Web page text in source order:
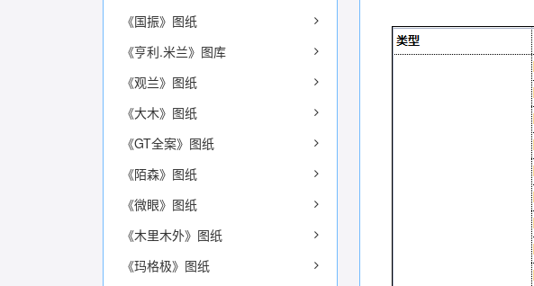
《国振》图纸
《亨利.米兰》图库
《观兰》图纸
《大木》图纸
《GT全案》图纸
《陌森》图纸
《微眼》图纸
《木里木外》图纸
《玛格极》图纸